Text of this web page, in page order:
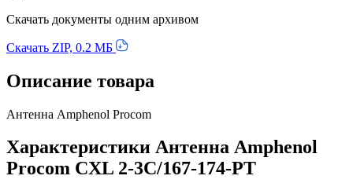
Скачать документы одним архивом
Скачать ZIP, 0.2 МБ
Описание товара
Антенна Amphenol Procom
Характеристики Антенна Amphenol
Procom CXL 2-3C/167-174-PT